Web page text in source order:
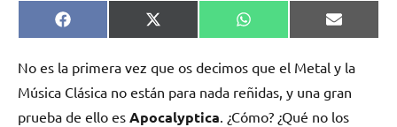
Compartir
en
Facebook
Compartir
en
X
(Twitter)
Compartir
en
WhatsApp
en
Email
No es la primera vez que os decimos que el Metal y la
Música Clásica no están para nada reñidas, y una gran
prueba de ello es Apocalyptica . ¿Cómo? ¿Qué no los